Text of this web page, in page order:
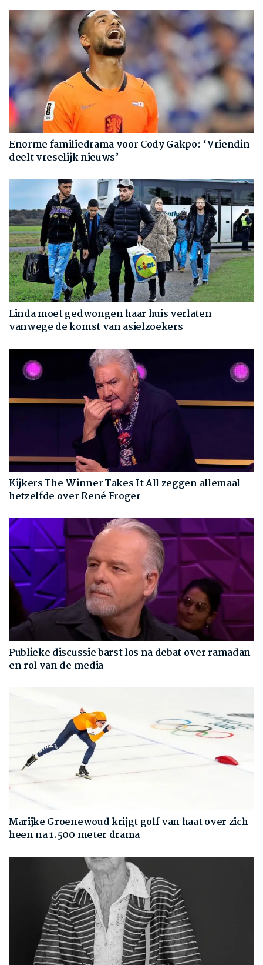
Enorme familiedrama voor Cody Gakpo: ‘Vriendin
deelt vreselijk nieuws’
Linda moet gedwongen haar huis verlaten
vanwege de komst van asielzoekers
Kijkers The Winner Takes It All zeggen allemaal
hetzelfde over René Froger
Publieke discussie barst los na debat over ramadan
en rol van de media
Marijke Groenewoud krijgt golf van haat over zich
heen na 1.500 meter drama